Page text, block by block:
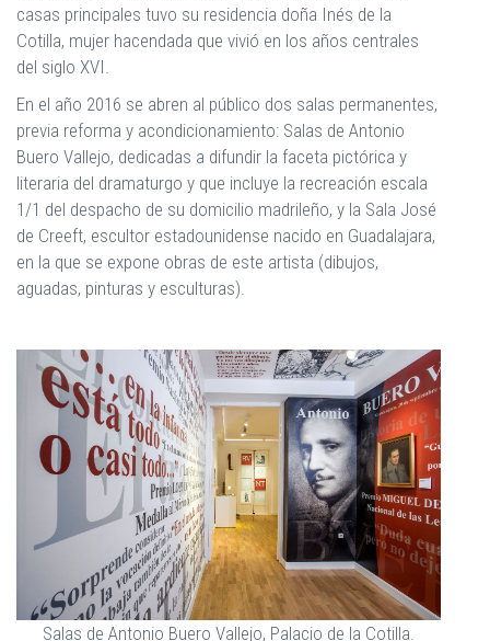
casas principales tuvo su residencia doña Inés de la
Cotilla, mujer hacendada que vivió en los años centrales
del siglo XVI.
En el año 2016 se abren al público dos salas permanentes,
previa reforma y acondicionamiento: Salas de Antonio
Buero Vallejo, dedicadas a difundir la faceta pictórica y
literaria del dramaturgo y que incluye la recreación escala
1/1 del despacho de su domicilio madrileño, y la Sala José
de Creeft, escultor estadounidense nacido en Guadalajara,
en la que se expone obras de este artista (dibujos,
aguadas, pinturas y esculturas).
Salas de Antonio Buero Vallejo, Palacio de la Cotilla.